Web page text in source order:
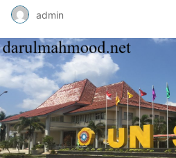
admin